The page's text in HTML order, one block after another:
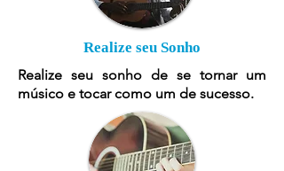
Realize seu Sonho
Realize seu sonho de se tornar um
músico e tocar como um de sucesso.